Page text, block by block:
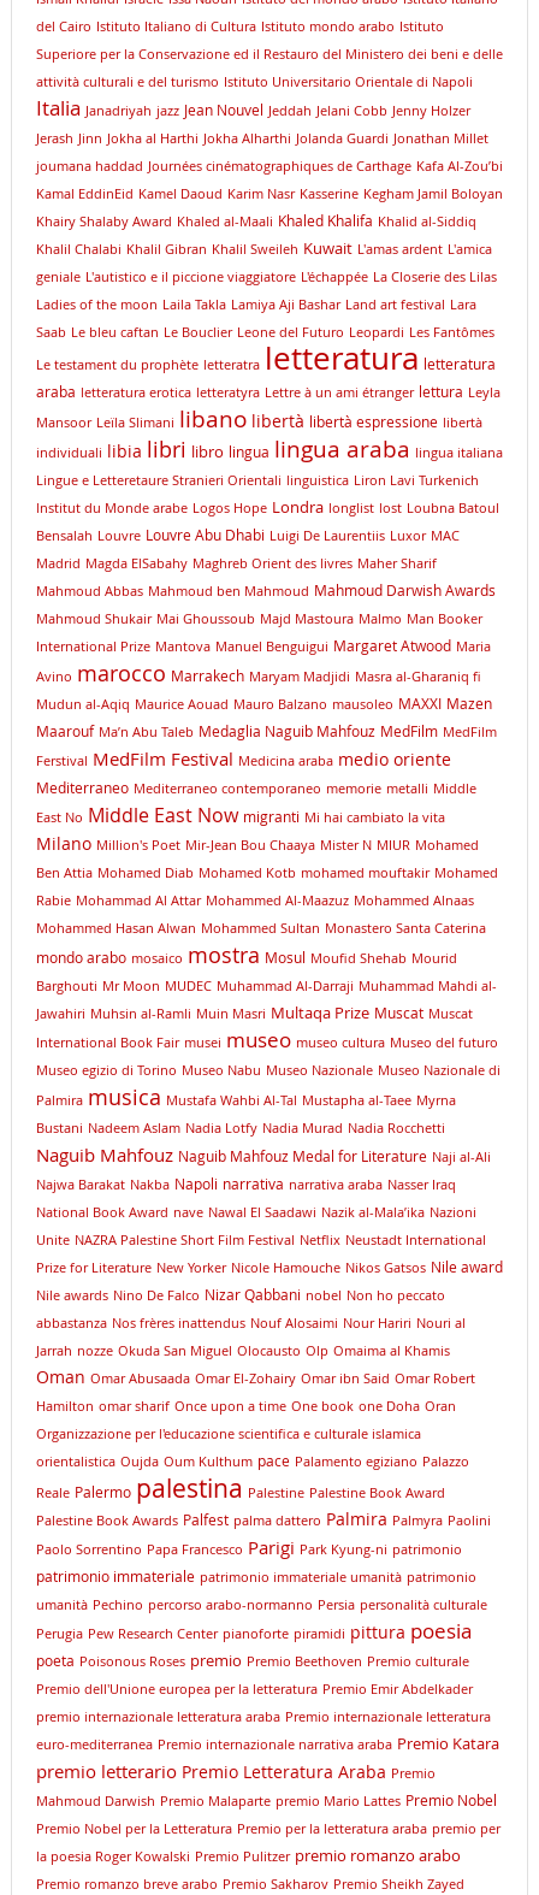
del Cairo Istituto Italiano di Cultura Istituto mondo arabo Istituto
Superiore per la Conservazione ed il Restauro del Ministero dei beni e delle
attività culturali e del turismo Istituto Universitario Orientale di Napoli
Italia Janadriyah jazz Jean Nouvel Jeddah Jelani Cobb Jenny Holzer
Jerash Jinn Jokha al Harthi Jokha Alharthi Jolanda Guardi Jonathan Millet
joumana haddad Journées cinématographiques de Carthage Kafa Al-Zou’bi
Kamal EddinEid Kamel Daoud Karim Nasr Kasserine Kegham Jamil Boloyan
Khairy Shalaby Award Khaled al-Maali Khaled Khalifa Khalid al-Siddiq
Khalil Chalabi Khalil Gibran Khalil Sweileh Kuwait L'amas ardent L'amica
geniale L'autistico e il piccione viaggiatore L'échappée La Closerie des Lilas
Ladies of the moon Laila Takla Lamiya Aji Bashar Land art festival Lara
Saab Le bleu caftan Le Bouclier Leone del Futuro Leopardi Les Fantômes
Le testament du prophète letteratra letteratura letteratura
araba letteratura erotica letteratyra Lettre à un ami étranger lettura Leyla
Mansoor Leïla Slimani libano libertà libertà espressione libertà
individuali
libia libri libro lingua lingua araba lingua italiana
Lingue e Letteretaure Stranieri Orientali linguistica Liron Lavi Turkenich
lnstitut du Monde arabe Logos Hope Londra longlist lost Loubna Batoul
Bensalah Louvre Louvre Abu Dhabi Luigi De Laurentiis Luxor MAC
Madrid Magda ElSabahy Maghreb Orient des livres Maher Sharif
Mahmoud Abbas Mahmoud ben Mahmoud Mahmoud Darwish Awards
Mahmoud Shukair Mai Ghoussoub Majd Mastoura Malmo Man Booker
International Prize Mantova Manuel Benguigui Margaret Atwood Maria
Avino marocco Marrakech Maryam Madjidi Masra al-Gharaniq fi
Mudun al-Aqiq Maurice Aouad Mauro Balzano mausoleo MAXXI Mazen
Maarouf Ma’n Abu Taleb Medaglia Naguib Mahfouz MedFilm MedFilm
Ferstival MedFilm Festival Medicina araba medio oriente
Mediterraneo Mediterraneo contemporaneo memorie metalli Middle
East No Middle East Now migranti Mi hai cambiato la vita
Milano Million's Poet Mir-Jean Bou Chaaya Mister N MIUR Mohamed
Ben Attia Mohamed Diab Mohamed Kotb mohamed mouftakir Mohamed
Rabie Mohammad Al Attar Mohammed Al-Maazuz Mohammed Alnaas
Mohammed Hasan Alwan Mohammed Sultan Monastero Santa Caterina
mondo arabo mosaico mostra Mosul Moufid Shehab Mourid
Barghouti Mr Moon MUDEC Muhammad Al-Darraji Muhammad Mahdi al-
Jawahiri Muhsin al-Ramli Muin Masri Multaqa Prize Muscat Muscat
International Book Fair musei museo museo cultura Museo del futuro
Museo egizio di Torino Museo Nabu Museo Nazionale Museo Nazionale di
Palmira musica Mustafa Wahbi Al-Tal Mustapha al-Taee Myrna
Bustani Nadeem Aslam Nadia Lotfy Nadia Murad Nadia Rocchetti
Naguib Mahfouz Naguib Mahfouz Medal for Literature Naji al-Ali
Najwa Barakat Nakba Napoli narrativa narrativa araba Nasser Iraq
National Book Award nave Nawal El Saadawi Nazik al-Mala’ika Nazioni
Unite NAZRA Palestine Short Film Festival Netflix Neustadt International
Prize for Literature New Yorker Nicole Hamouche Nikos Gatsos Nile award
Nile awards Nino De Falco Nizar Qabbani nobel Non ho peccato
abbastanza Nos frères inattendus Nouf Alosaimi Nour Hariri Nouri al
Jarrah nozze Okuda San Miguel Olocausto Olp Omaima al Khamis
Oman Omar Abusaada Omar El-Zohairy Omar ibn Said Omar Robert
Hamilton omar sharif Once upon a time One book one Doha Oran
Organizzazione per l'educazione scientifica e culturale islamica
orientalistica Oujda Oum Kulthum pace Palamento egiziano Palazzo
Reale Palermo palestina Palestine Palestine Book Award
Palestine Book Awards Palfest palma dattero Palmira Palmyra Paolini
Paolo Sorrentino Papa Francesco Parigi Park Kyung-ni patrimonio
patrimonio immateriale patrimonio immateriale umanità patrimonio
umanità Pechino percorso arabo-normanno Persia personalità culturale
Perugia Pew Research Center pianoforte piramidi pittura poesia
poeta Poisonous Roses premio Premio Beethoven Premio culturale
Premio dell'Unione europea per la letteratura Premio Emir Abdelkader
premio internazionale letteratura araba Premio internazionale letteratura
euro-mediterranea Premio internazionale narrativa araba Premio Katara
premio letterario Premio Letteratura Araba Premio
Mahmoud Darwish Premio Malaparte premio Mario Lattes Premio Nobel
Premio Nobel per la Letteratura Premio per la letteratura araba premio per
la poesia Roger Kowalski Premio Pulitzer premio romanzo arabo
Premio romanzo breve arabo Premio Sakharov Premio Sheikh Zayed